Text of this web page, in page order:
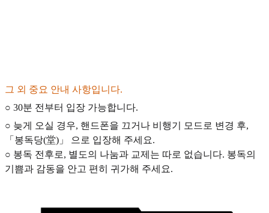
그 외 중요 안내 사항입니다.
○ 30분 전부터 입장 가능합니다.
○ 늦게 오실 경우, 핸드폰을 끄거나 비행기 모드로 변경 후,
「봉독당(堂)」 으로 입장해 주세요.
○ 봉독 전후로, 별도의 나눔과 교제는 따로 없습니다. 봉독의
기쁨과 감동을 안고 편히 귀가해 주세요.